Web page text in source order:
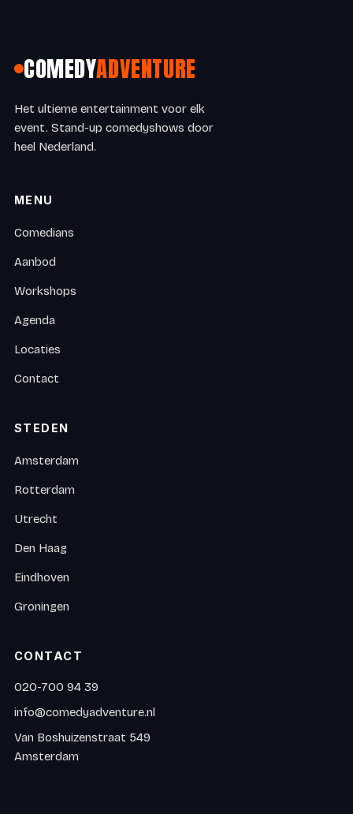
COMEDYADVENTURE
Het ultieme entertainment voor elk
event. Stand-up comedyshows door
heel Nederland.
MENU
Comedians
Aanbod
Workshops
Agenda
Locaties
Contact
STEDEN
Amsterdam
Rotterdam
Utrecht
Den Haag
Eindhoven
Groningen
CONTACT
020-700 94 39
info@comedyadventure.nl
Van Boshuizenstraat 549
Amsterdam